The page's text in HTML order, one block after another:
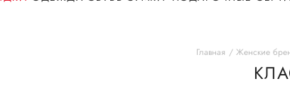
Главная Женские